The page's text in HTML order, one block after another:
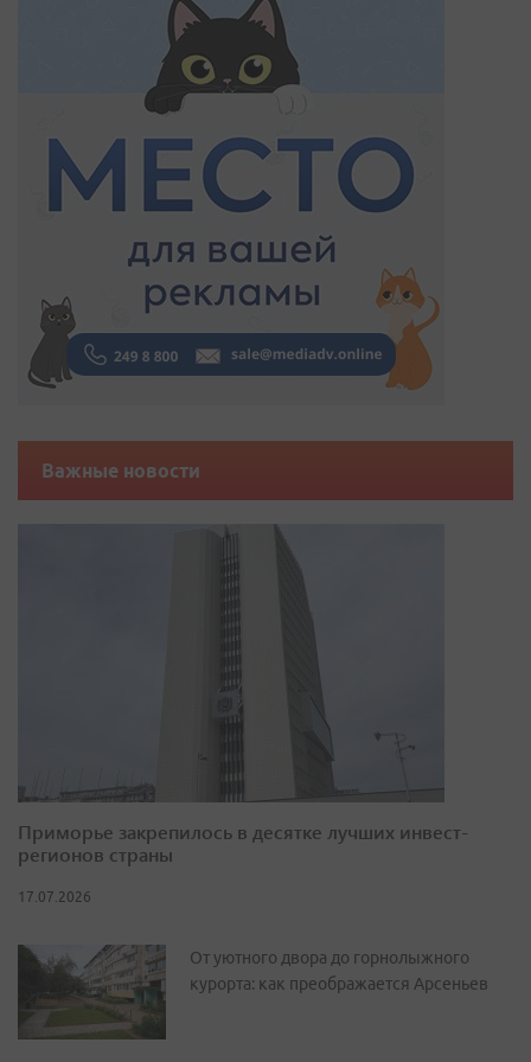
Важные новости
Приморье закрепилось в десятке лучших инвест-
регионов страны
17.07.2026
От уютного двора до горнолыжного
курорта: как преображается Арсеньев